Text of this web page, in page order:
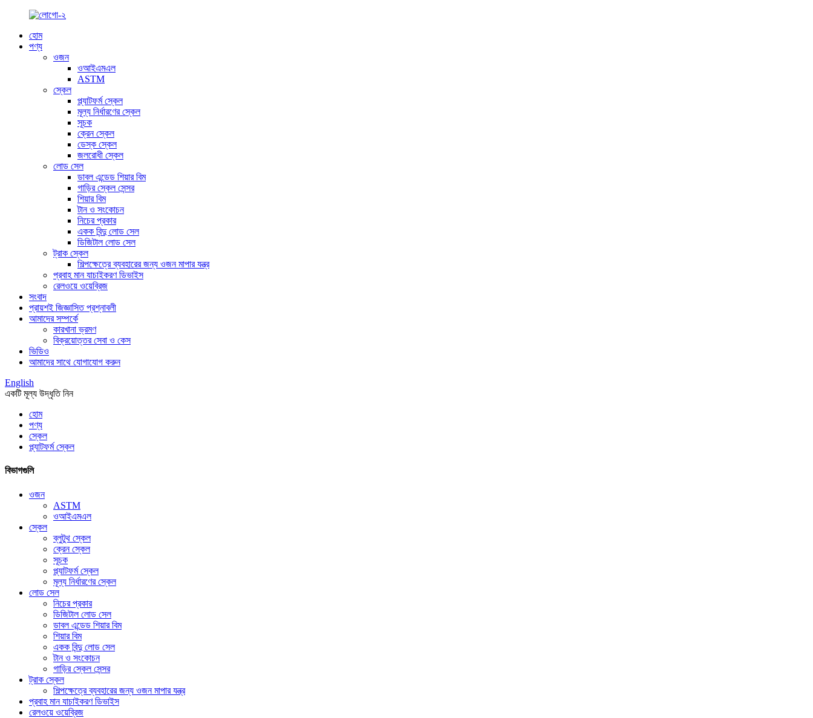
হোম
পণ্য
ওজন
ওআইএমএল
ASTM
স্কেল
প্ল্যাটফর্ম স্কেল
মূল্য নির্ধারণের স্কেল
সূচক
ক্রেন স্কেল
ডেস্ক স্কেল
জলরোধী স্কেল
লোড সেল
ডাবল এন্ডেড শিয়ার বিম
গাড়ির স্কেল সেন্সর
শিয়ার বিম
টান ও সংকোচন
নিচের প্রকার
একক বিন্দু লোড সেল
ডিজিটাল লোড সেল
ট্রাক স্কেল
শিল্পক্ষেত্রে ব্যবহারের জন্য ওজন মাপার যন্ত্র
প্রবাহ মান যাচাইকরণ ডিভাইস
রেলওয়ে ওয়েব্রিজ
সংবাদ
প্রায়শই জিজ্ঞাসিত প্রশ্নাবলী
আমাদের সম্পর্কে
কারখানা ভ্রমণ
বিক্রয়োত্তর সেবা ও কেস
ভিডিও
আমাদের সাথে যোগাযোগ করুন
English
একটি মূল্য উদ্ধৃতি নিন
হোম
পণ্য
স্কেল
প্ল্যাটফর্ম স্কেল
বিভাগগুলি
ওজন
ASTM
ওআইএমএল
স্কেল
ব্লুটুথ স্কেল
ক্রেন স্কেল
সূচক
প্ল্যাটফর্ম স্কেল
মূল্য নির্ধারণের স্কেল
লোড সেল
নিচের প্রকার
ডিজিটাল লোড সেল
ডাবল এন্ডেড শিয়ার বিম
শিয়ার বিম
একক বিন্দু লোড সেল
টান ও সংকোচন
গাড়ির স্কেল সেন্সর
ট্রাক স্কেল
শিল্পক্ষেত্রে ব্যবহারের জন্য ওজন মাপার যন্ত্র
প্রবাহ মান যাচাইকরণ ডিভাইস
রেলওয়ে ওয়েব্রিজ